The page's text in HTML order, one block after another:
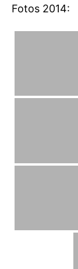
Fotos 2014: